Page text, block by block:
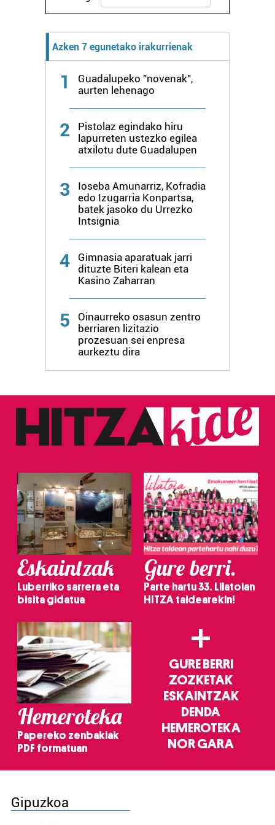
Azken 7 egunetako irakurrienak
1
Guadalupeko "novenak",
aurten lehenago
2
Pistolaz egindako hiru
lapurreten ustezko egilea
atxilotu dute Guadalupen
3
Ioseba Amunarriz, Kofradia
edo Izugarria Konpartsa,
batek jasoko du Urrezko
Intsignia
4
Gimnasia aparatuak jarri
dituzte Biteri kalean eta
Kasino Zaharran
5
Oinaurreko osasun zentro
berriaren lizitazio
prozesuan sei enpresa
aurkeztu dira
Eskaintzak
Luberriko sarrera eta
bisita gidatua
Gure berri.
Parte hartu 33. Lilatoian
HITZA taldearekin!
Hemeroteka
Papereko zenbakiak
PDF formatuan
+
GURE BERRI
ZOZKETAK
ESKAINTZAK
DENDA
HEMEROTEKA
NOR GARA
Gipuzkoa